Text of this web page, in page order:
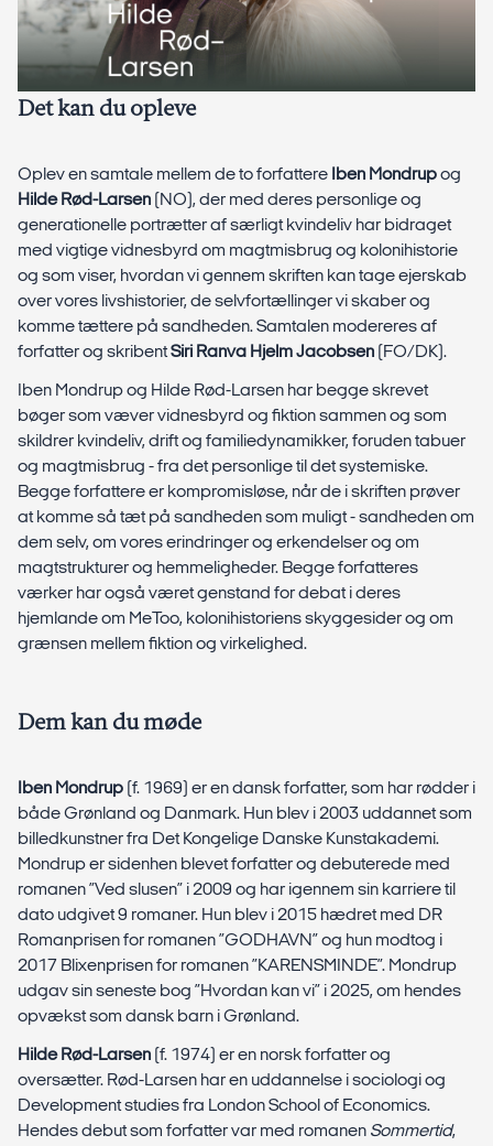
Det kan du opleve
Oplev en samtale mellem de to forfattere Iben Mondrupog
Hilde Rød-Larsen (NO), der med deres personlige og
generationelle portrætter af særligt kvindeliv har bidraget
med vigtige vidnesbyrd om magtmisbrug og kolonihistorie
og som viser, hvordan vi gennem skriften kan tage ejerskab
over vores livshistorier, de selvfortællinger vi skaber og
komme tættere på sandheden. Samtalen modereres af
forfatter og skribentSiri Ranva Hjelm Jacobsen (FO/DK).
Iben Mondrup og Hilde Rød-Larsen har begge skrevet
bøger som væver vidnesbyrd og fiktion sammen og som
skildrer kvindeliv, drift og familiedynamikker, foruden tabuer
og magtmisbrug - fra det personlige til det systemiske.
Begge forfattere er kompromisløse, når de i skriften prøver
at komme så tæt på sandheden som muligt - sandheden om
dem selv, om vores erindringer og erkendelser og om
magtstrukturer og hemmeligheder. Begge forfatteres
værker har også været genstand for debat i deres
hjemlande om MeToo, kolonihistoriens skyggesider og om
grænsen mellem fiktion og virkelighed.
Dem kan du møde
Iben Mondrup (f. 1969) er en dansk forfatter, som har rødder i
både Grønland og Danmark. Hun blev i 2003 uddannet som
billedkunstner fra Det Kongelige Danske Kunstakademi.
Mondrup er sidenhen blevet forfatter og debuterede med
romanen ”Ved slusen” i 2009 og har igennem sin karriere til
dato udgivet 9 romaner. Hun blev i 2015 hædret med DR
Romanprisen for romanen ”GODHAVN” og hun modtog i
2017 Blixenprisen for romanen ”KARENSMINDE”. Mondrup
udgav sin seneste bog ”Hvordan kan vi” i 2025, om hendes
opvækst som dansk barn i Grønland.
Hilde Rød-Larsen (f. 1974) er en norsk forfatter og
oversætter. Rød-Larsen har en uddannelse i sociologi og
Development studies fra London School of Economics.
Hendes debut som forfatter var med romanen Sommertid,